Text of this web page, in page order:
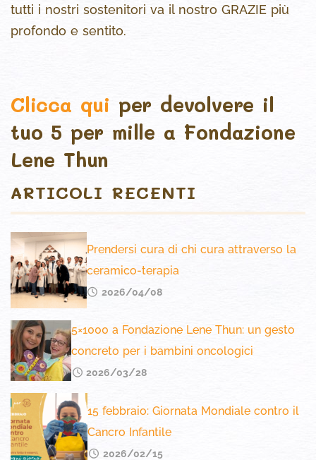
tutti i nostri sostenitori va il nostro GRAZIE più
profondo e sentito.
Clicca qui per devolvere il
tuo 5 per mille a Fondazione
Lene Thun
ARTICOLI RECENTI
Prendersi cura di chi cura attraverso la
ceramico-terapia
2026/04/08
5×1000 a Fondazione Lene Thun: un gesto
concreto per i bambini oncologici
2026/03/28
15 febbraio: Giornata Mondiale contro il
Cancro Infantile
2026/02/15